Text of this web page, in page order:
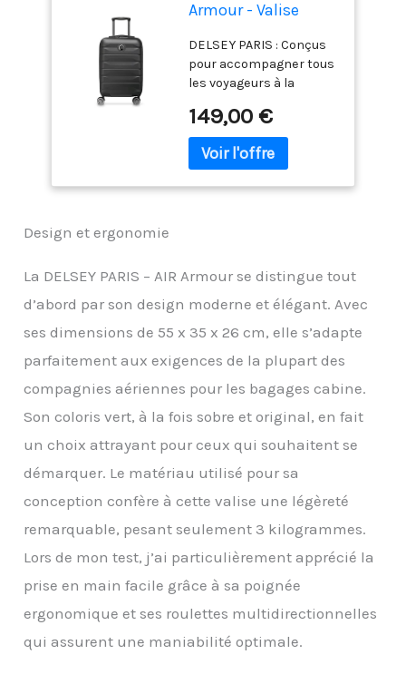
Armour - Valise
Extensible -
55x35x26 cm - 42
litres - S - Noir
DELSEY PARIS : Conçus
pour accompagner tous
les voyageurs à la
produits DELSEY PARIS
allient design audacieux
et fonctionnalités
Trolley multipositions;
extensible; 4 doubles
roues pour une rotation
GARANTIE : Bénéficiez de
la garantie
Pour toutes questions,
vous pouvez contacter
notre service client
DELSEY PARIS en
utilisant le formulaire de
contact disponible sur le
site delsey, rubrique
"Contact" DIMENSIONS :
55 cm x 35 cm x 23 cm /
26 cm | 2,97 kg | 37 L / 42
L
149,00 €
Design et ergonomie
La DELSEY PARIS – AIR Armour se distingue tout
d’abord par son design moderne et élégant. Avec
ses dimensions de 55 x 35 x 26 cm, elle s’adapte
parfaitement aux exigences de la plupart des
compagnies aériennes pour les bagages cabine.
Son coloris vert, à la fois sobre et original, en fait
un choix attrayant pour ceux qui souhaitent se
démarquer. Le matériau utilisé pour sa
conception confère à cette valise une légèreté
remarquable, pesant seulement 3 kilogrammes.
Lors de mon test, j’ai particulièrement apprécié la
prise en main facile grâce à sa poignée
ergonomique et ses roulettes multidirectionnelles
qui assurent une maniabilité optimale.